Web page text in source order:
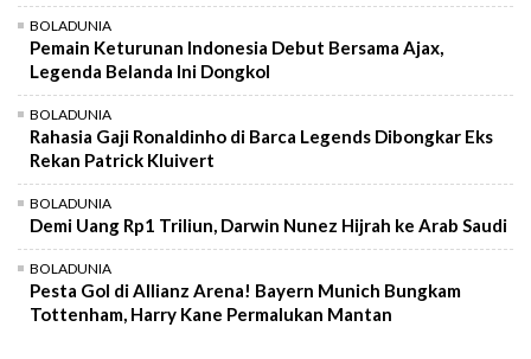
BOLADUNIA
Pemain Keturunan Indonesia Debut Bersama Ajax,
Legenda Belanda Ini Dongkol
BOLADUNIA
Rahasia Gaji Ronaldinho di Barca Legends Dibongkar Eks
Rekan Patrick Kluivert
BOLADUNIA
Demi Uang Rp1 Triliun, Darwin Nunez Hijrah ke Arab Saudi
BOLADUNIA
Pesta Gol di Allianz Arena! Bayern Munich Bungkam
Tottenham, Harry Kane Permalukan Mantan